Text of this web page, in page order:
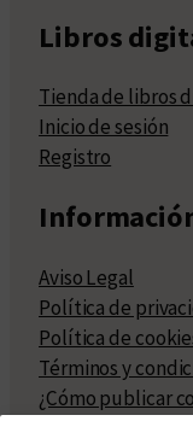
Libros
Tienda de libros
Inicio de sesión
Registro
Aviso Legal
Política de
Política de
Términos y
¿Cómo publicar